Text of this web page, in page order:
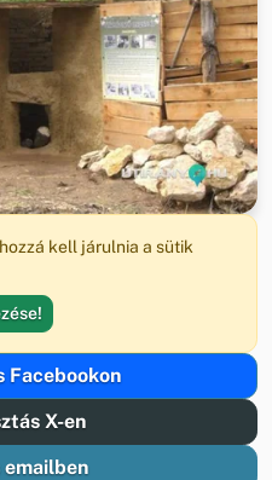
kell járulnia a sütik
Facebookon
X-en